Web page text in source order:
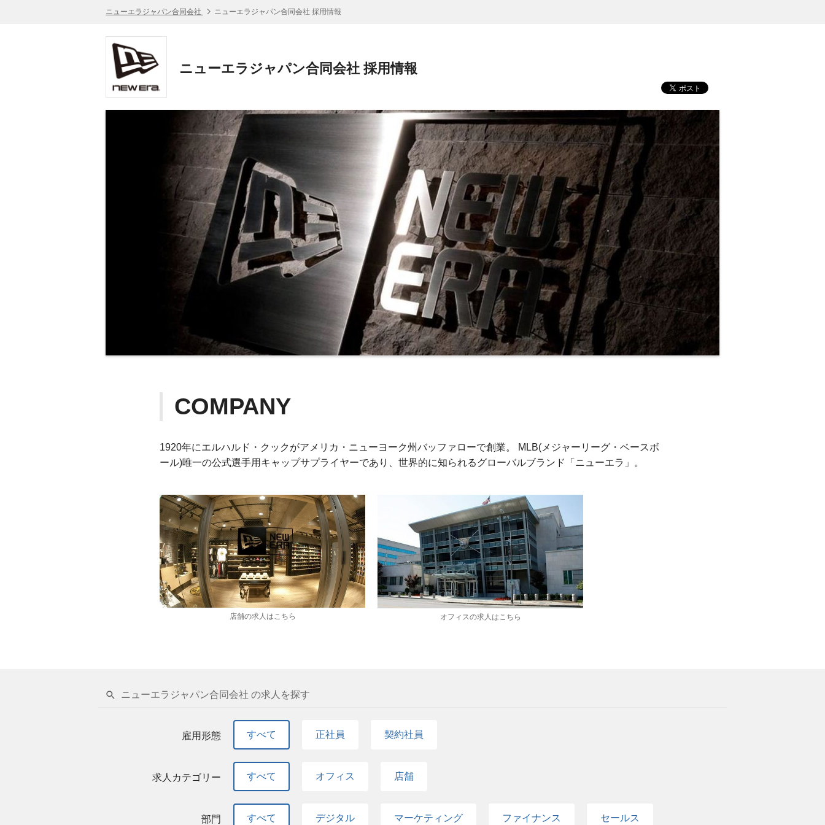
ニューエラジャパン合同会社 ニューエラジャパン合同会社 採用情報
ニューエラジャパン合同会社 採用情報
COMPANY
1920年にエルハルド・クックがアメリカ・ニューヨーク州バッファローで創業。 MLB(メジャーリーグ・ベースボ
ール)唯一の公式選手用キャップサプライヤーであり、世界的に知られるグローバルブランド「ニューエラ」。
店舗の求人はこちら オフィスの求人はこちら
ニューエラジャパン合同会社 の求人を探す
雇用形態 すべて 正社員 契約社員
求人カテゴリー すべて オフィス 店舗
部門 すべて デジタル マーケティング ファイナンス セールス